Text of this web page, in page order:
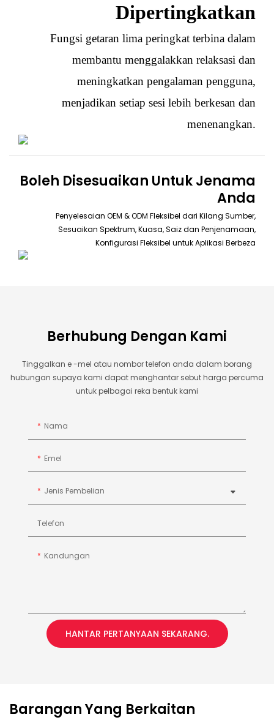
Dipertingkatkan
Fungsi getaran lima peringkat terbina dalam
membantu menggalakkan relaksasi dan
meningkatkan pengalaman pengguna,
menjadikan setiap sesi lebih berkesan dan
menenangkan.
Boleh Disesuaikan Untuk Jenama
Anda
Penyelesaian OEM & ODM Fleksibel dari Kilang Sumber,
Sesuaikan Spektrum, Kuasa, Saiz dan Penjenamaan,
Konfigurasi Fleksibel untuk Aplikasi Berbeza
Berhubung Dengan Kami
Tinggalkan e -mel atau nombor telefon anda dalam borang
hubungan supaya kami dapat menghantar sebut harga percuma
untuk pelbagai reka bentuk kami
Nama
Emel
Jenis Pembelian
Telefon
Kandungan
HANTAR PERTANYAAN SEKARANG.
Barangan Yang Berkaitan